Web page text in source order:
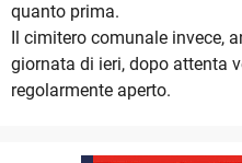
quanto prima.
Il cimitero comunale invece,
giornata di ieri, dopo attenta
regolarmente aperto.